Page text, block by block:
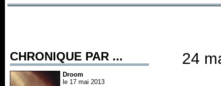
CHRONIQUE PAR ...
Droom
le 17 mai 2013
24